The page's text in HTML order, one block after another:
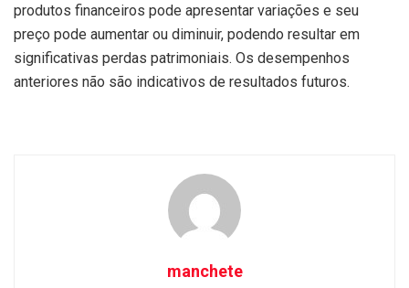
produtos financeiros pode apresentar variações e seu
preço pode aumentar ou diminuir, podendo resultar em
significativas perdas patrimoniais. Os desempenhos
anteriores não são indicativos de resultados futuros.
manchete